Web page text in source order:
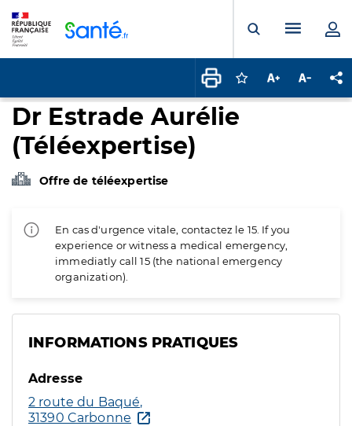
Ouvrir laMenu
Connectez-vous
Augmenter la
Dr Estrade Aurélie
(Téléexpertise)
Offre de téléexpertise
En cas d'urgence vitale, contactez le 15. If you
experience or witness a medical emergency,
immediatly call 15 (the national emergency
organization).
INFORMATIONS PRATIQUES
Adresse
2 route du Baqué,
31390 Carbonne